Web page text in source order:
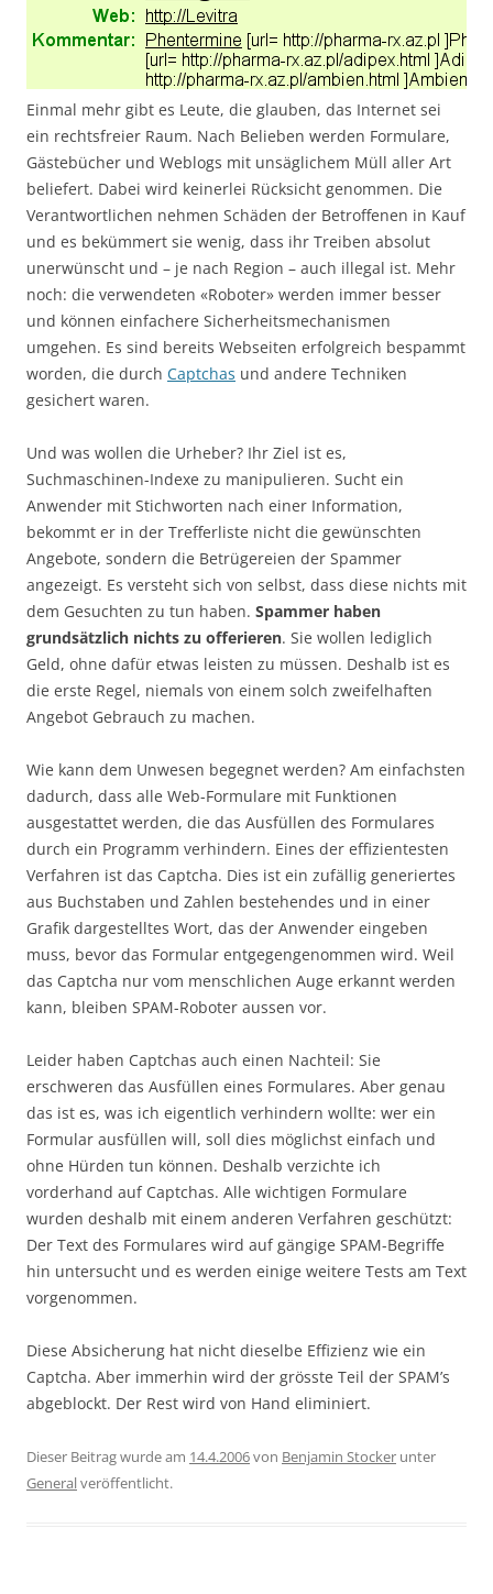
Einmal mehr gibt es Leute, die glauben, das Internet sei
ein rechtsfreier Raum. Nach Belieben werden Formulare,
Gästebücher und Weblogs mit unsäglichem Müll aller Art
beliefert. Dabei wird keinerlei Rücksicht genommen. Die
Verantwortlichen nehmen Schäden der Betroffenen in Kauf
und es bekümmert sie wenig, dass ihr Treiben absolut
unerwünscht und – je nach Region – auch illegal ist. Mehr
noch: die verwendeten «Roboter» werden immer besser
und können einfachere Sicherheitsmechanismen
umgehen. Es sind bereits Webseiten erfolgreich bespammt
worden, die durch Captchas und andere Techniken
gesichert waren.
Und was wollen die Urheber? Ihr Ziel ist es,
Suchmaschinen-Indexe zu manipulieren. Sucht ein
Anwender mit Stichworten nach einer Information,
bekommt er in der Trefferliste nicht die gewünschten
Angebote, sondern die Betrügereien der Spammer
angezeigt. Es versteht sich von selbst, dass diese nichts mit
dem Gesuchten zu tun haben. Spammer haben
grundsätzlich nichts zu offerieren. Sie wollen lediglich
Geld, ohne dafür etwas leisten zu müssen. Deshalb ist es
die erste Regel, niemals von einem solch zweifelhaften
Angebot Gebrauch zu machen.
Wie kann dem Unwesen begegnet werden? Am einfachsten
dadurch, dass alle Web-Formulare mit Funktionen
ausgestattet werden, die das Ausfüllen des Formulares
durch ein Programm verhindern. Eines der effizientesten
Verfahren ist das Captcha. Dies ist ein zufällig generiertes
aus Buchstaben und Zahlen bestehendes und in einer
Grafik dargestelltes Wort, das der Anwender eingeben
muss, bevor das Formular entgegengenommen wird. Weil
das Captcha nur vom menschlichen Auge erkannt werden
kann, bleiben SPAM-Roboter aussen vor.
Leider haben Captchas auch einen Nachteil: Sie
erschweren das Ausfüllen eines Formulares. Aber genau
das ist es, was ich eigentlich verhindern wollte: wer ein
Formular ausfüllen will, soll dies möglichst einfach und
ohne Hürden tun können. Deshalb verzichte ich
vorderhand auf Captchas. Alle wichtigen Formulare
wurden deshalb mit einem anderen Verfahren geschützt:
Der Text des Formulares wird auf gängige SPAM-Begriffe
hin untersucht und es werden einige weitere Tests am Text
vorgenommen.
Diese Absicherung hat nicht dieselbe Effizienz wie ein
Captcha. Aber immerhin wird der grösste Teil der SPAM’s
abgeblockt. Der Rest wird von Hand eliminiert.
Dieser Beitrag wurde am 14.4.2006von Benjamin Stocker unter
Generalveröffentlicht.